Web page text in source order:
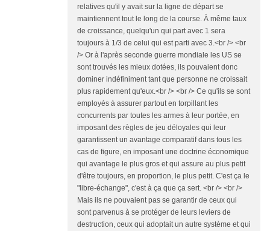
relatives qu'il y avait sur la ligne de départ se
maintiennent tout le long de la course. À même taux
de croissance, quelqu'un qui part avec 1 sera
toujours à 1/3 de celui qui est parti avec 3.<br /> <br
/> Or à l'après seconde guerre mondiale les US se
sont trouvés les mieux dotées, ils pouvaient donc
dominer indéfiniment tant que personne ne croissait
plus rapidement qu'eux.<br /> <br /> Ce qu'ils se sont
employés à assurer partout en torpillant les
concurrents par toutes les armes à leur portée, en
imposant des règles de jeu déloyales qui leur
garantissent un avantage comparatif dans tous les
cas de figure, en imposant une doctrine économique
qui avantage le plus gros et qui assure au plus petit
d'être toujours, en proportion, le plus petit. C'est ça le
"libre-échange", c'est à ça que ça sert. <br /> <br />
Mais ils ne pouvaient pas se garantir de ceux qui
sont parvenus à se protéger de leurs leviers de
destruction, ceux qui adoptait un autre système et qui